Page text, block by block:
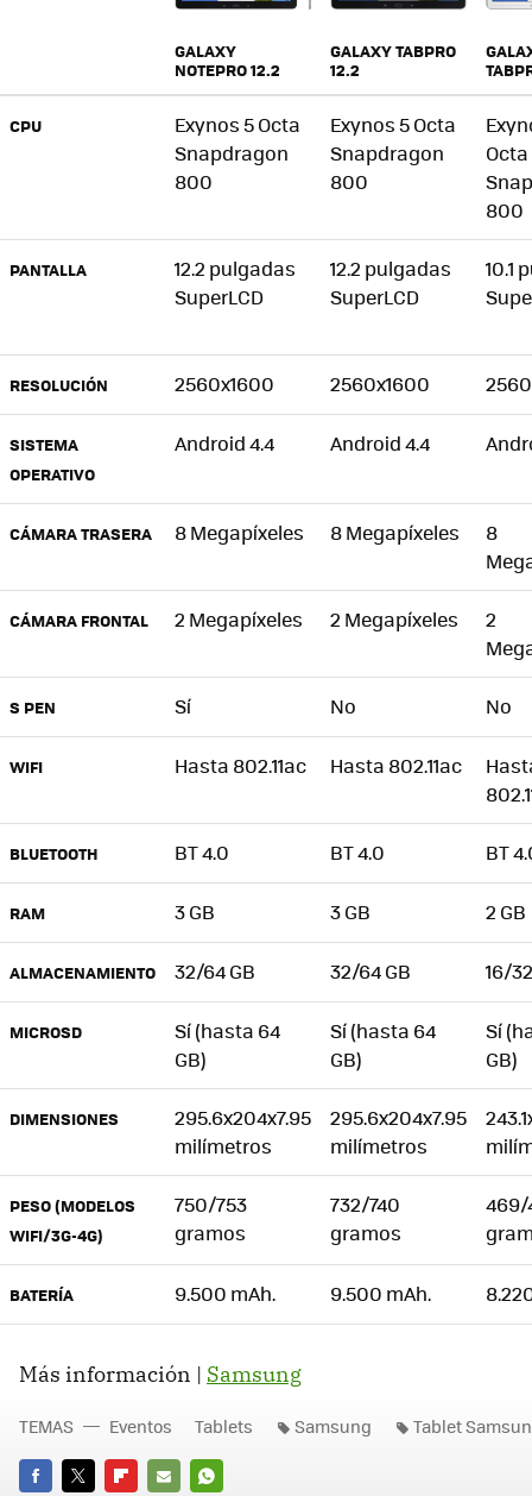
GALAXY
NOTEPRO 12.2
GALAXY TABPRO
12.2
CPU
Exynos 5 Octa
Snapdragon
800
Exynos 5 Octa
Snapdragon
800
Octa
800
PANTALLA
12.2 pulgadas
SuperLCD
12.2 pulgadas
SuperLCD
10.1
RESOLUCIÓN 2560x1600 2560x1600
SISTEMA
OPERATIVO
Android 4.4 Android 4.4
CÁMARA TRASERA 8 Megapíxeles 8 Megapíxeles
8
CÁMARA FRONTAL 2 Megapíxeles 2 Megapíxeles
2
S PEN Sí No No
WIFI Hasta 802.11ac Hasta 802.11ac
BLUETOOTH BT 4.0 BT 4.0 BT
RAM 3 GB 3 GB 2 GB
ALMACENAMIENTO 32/64 GB 32/64 GB 16/
MICROSD
Sí (hasta 64
GB)
Sí (hasta 64
GB)
Sí
GB)
DIMENSIONES
295.6x204x7.95
milímetros
295.6x204x7.95
milímetros
PESO (MODELOS
WIFI/3G-4G)
750/753
gramos
732/740
gramos
469/
BATERÍA 9.500 mAh. 9.500 mAh.
Más información | Samsung
TEMAS Eventos Tablets Samsung Tablet